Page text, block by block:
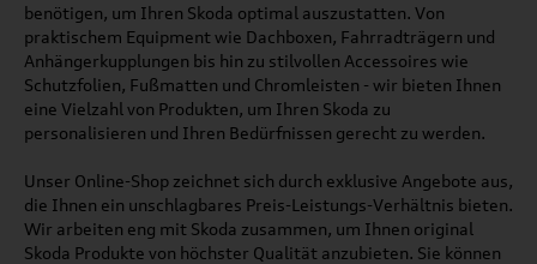
benötigen, um Ihren Skoda optimal auszustatten. Von
praktischem Equipment wie Dachboxen, Fahrradträgern und
Anhängerkupplungen bis hin zu stilvollen Accessoires wie
Schutzfolien, Fußmatten und Chromleisten - wir bieten Ihnen
eine Vielzahl von Produkten, um Ihren Skoda zu
personalisieren und Ihren Bedürfnissen gerecht zu werden.
Unser Online-Shop zeichnet sich durch exklusive Angebote aus,
die Ihnen ein unschlagbares Preis-Leistungs-Verhältnis bieten.
Wir arbeiten eng mit Skoda zusammen, um Ihnen original
Skoda Produkte von höchster Qualität anzubieten. Sie können